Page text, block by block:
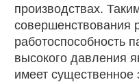
производствах.
совершенствования
работоспособность
высокого давления
имеет существенное